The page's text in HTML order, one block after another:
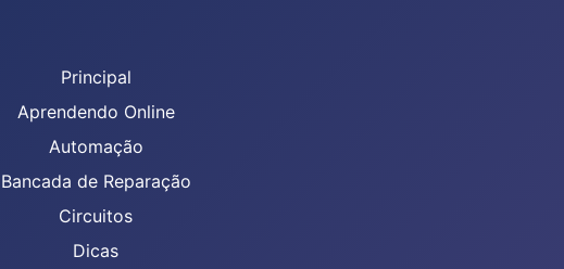
Principal
Aprendendo Online
Automação
Bancada de Reparação
Circuitos
Dicas